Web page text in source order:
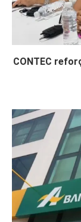
CONTEC